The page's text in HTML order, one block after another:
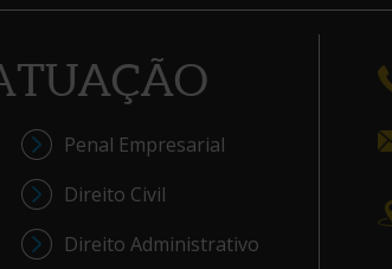
Penal Empresarial
Direito Civil
Direito Administrativo